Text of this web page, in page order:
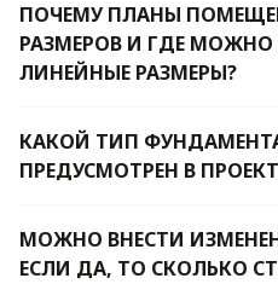
ПОЧЕМУ ПЛАНЫ
РАЗМЕРОВ И ГДЕ
ЛИНЕЙНЫЕ РАЗМЕРЫ?
КАКОЙ ТИП
ПРЕДУСМОТРЕН В
МОЖНО ВНЕСТИ
ЕСЛИ ДА, ТО СКОЛЬКО